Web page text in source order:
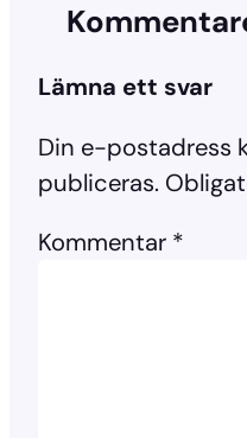
Lämna ett svar
Din e-postadress
publiceras.
Kommentar *